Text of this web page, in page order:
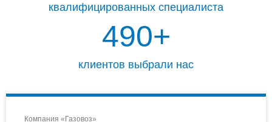
квалифицированных специалиста
498+
клиентов выбрали нас
Компания «Газовоз»